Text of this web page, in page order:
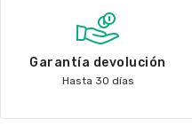
Garantía devolución
Hasta 30 días